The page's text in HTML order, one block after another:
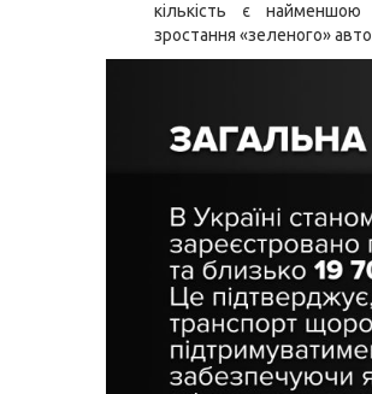
кількість є найменшою
зростання «зеленого»